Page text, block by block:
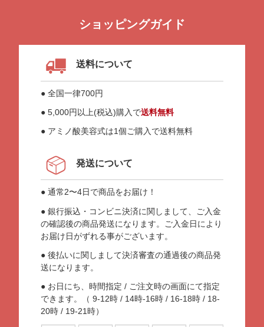
ショッピングガイド
送料について
● 全国一律700円
● 5,000円以上(税込)購入で送料無料
● アミノ酸美容式は1個ご購入で送料無料
発送について
● 通常2〜4日で商品をお届け！
● 銀行振込・コンビニ決済に関しまして、ご入金
の確認後の商品発送になります。ご入金日により
お届け日がずれる事がございます。
● 後払いに関しまして決済審査の通過後の商品発
送になります。
● お日にち、時間指定 / ご注文時の画面にて指定
できます。（ 9-12時 / 14時-16時 / 16-18時 / 18-
20時 / 19-21時）